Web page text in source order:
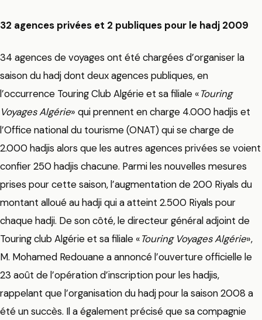
32 agences privées et 2 publiques pour le hadj 2009
34 agences de voyages ont été chargées d’organiser la
saison du hadj dont deux agences publiques, en
l’occurrence Touring Club Algérie et sa filiale «Touring
Voyages Algérie» qui prennent en charge 4.000 hadjis et
l’Office national du tourisme (ONAT) qui se charge de
2.000 hadjis alors que les autres agences privées se voient
confier 250 hadjis chacune. Parmi les nouvelles mesures
prises pour cette saison, l’augmentation de 200 Riyals du
montant alloué au hadji qui a atteint 2.500 Riyals pour
chaque hadji. De son côté, le directeur général adjoint de
Touring club Algérie et sa filiale «Touring Voyages Algérie»,
M. Mohamed Redouane a annoncé l’ouverture officielle le
23 août de l’opération d’inscription pour les hadjis,
rappelant que l’organisation du hadj pour la saison 2008 a
été un succès. Il a également précisé que sa compagnie